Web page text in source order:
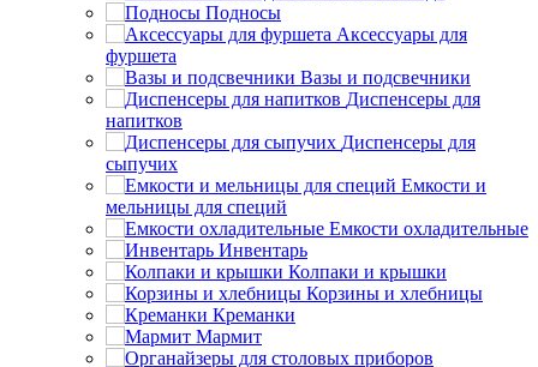
Подносы
Аксессуары для
фуршета
Вазы и подсвечники
Диспенсеры для
напитков
Диспенсеры для
сыпучих
Емкости и
мельницы для специй
Емкости охладительные
Инвентарь
Колпаки и крышки
Корзины и хлебницы
Креманки
Мармит